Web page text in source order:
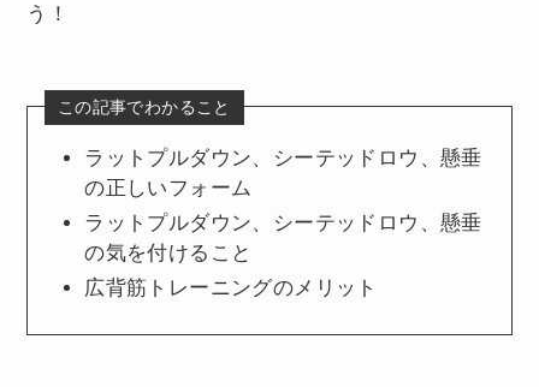
う！
この記事でわかること
ラットプルダウン、シーテッドロウ、懸垂
の正しいフォーム
ラットプルダウン、シーテッドロウ、懸垂
の気を付けること
広背筋トレーニングのメリット